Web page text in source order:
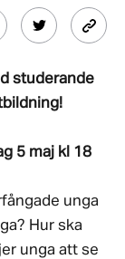
studerande
5 maj kl 18
unga
Hur ska
unga att se